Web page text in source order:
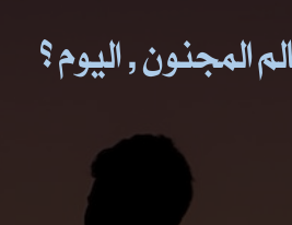
المجنون , اليوم ؟